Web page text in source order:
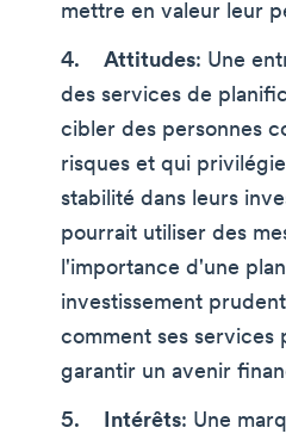
mettre en valeur leur
Attitudes: Une
des services de
cibler des personnes
risques et qui
stabilité dans leurs
pourrait utiliser des
l'importance d'une
investissement
comment ses
garantir un avenir
Intérêts: Une